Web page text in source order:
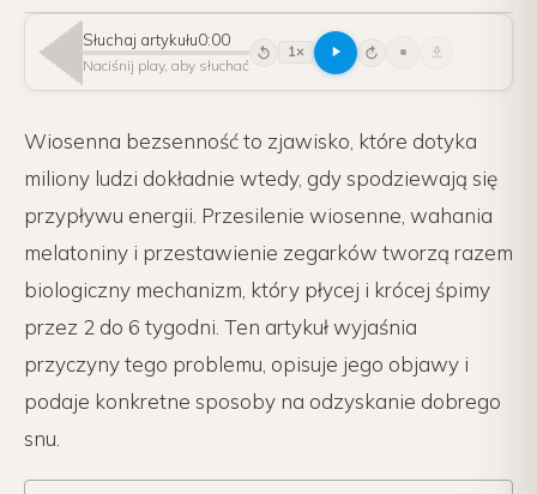
Słuchaj artykułu0:00
Naciśnij play, aby słuchać
15 1× 15
Wiosenna bezsenność to zjawisko, które dotyka
miliony ludzi dokładnie wtedy, gdy spodziewają się
przypływu energii. Przesilenie wiosenne, wahania
melatoniny i przestawienie zegarków tworzą razem
biologiczny mechanizm, który płycej i krócej śpimy
przez 2 do 6 tygodni. Ten artykuł wyjaśnia
przyczyny tego problemu, opisuje jego objawy i
podaje konkretne sposoby na odzyskanie dobrego
snu.